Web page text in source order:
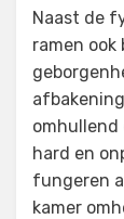
Naast de
ramen ook
omhullend
hard en
fungeren
kamer